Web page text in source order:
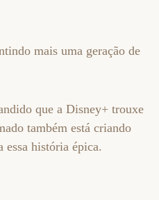
mais uma geração de
que a Disney+ trouxe
também está criando
essa história épica.